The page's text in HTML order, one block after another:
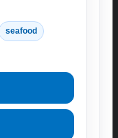
seafood